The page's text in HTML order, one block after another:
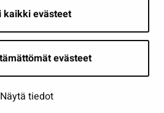
kaikki evästeet
evästeet
Näytä tiedot| © Seinäjoki 2026